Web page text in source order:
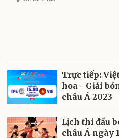
Trực tiếp:
hoa - Giải
châu Á 2023
Lịch thi đấu
châu Á ngày